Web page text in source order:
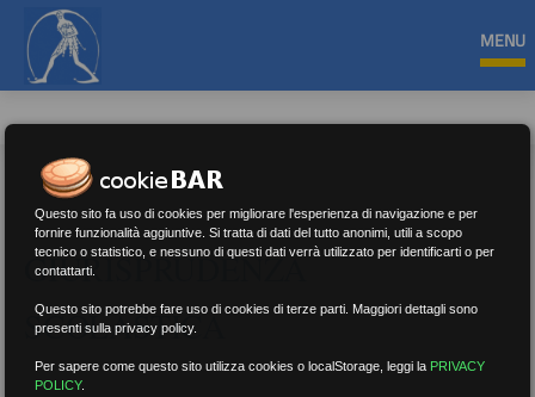
MENU
GIURISPRUDENZA
SCOLASTICA
Questo sito fa uso di cookies per migliorare l'esperienza di navigazione e per
fornire funzionalità aggiuntive. Si tratta di dati del tutto anonimi, utili a scopo
tecnico o statistico, e nessuno di questi dati verrà utilizzato per identificarti o per
contattarti.
Questo sito potrebbe fare uso di cookies di terze parti. Maggiori dettagli sono
presenti sulla privacy policy.
Per sapere come questo sito utilizza cookies o localStorage, leggi la PRIVACY
POLICY.